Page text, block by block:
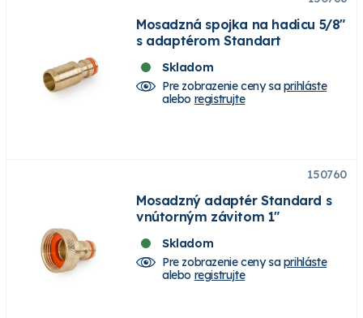
Mosadzná spojka na hadicu 5/8"
s adaptérom Standart
Skladom
Pre zobrazenie ceny saprihláste
alebo registrujte
150760
Mosadzný adaptér Standard s
vnútorným závitom 1"
Skladom
Pre zobrazenie ceny saprihláste
alebo registrujte